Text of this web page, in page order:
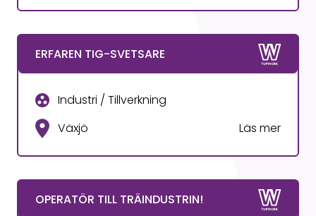
ERFAREN TIG-SVETSARE
Industri / Tillverkning
Växjö
Läs mer
OPERATÖR TILL TRÄINDUSTRIN!